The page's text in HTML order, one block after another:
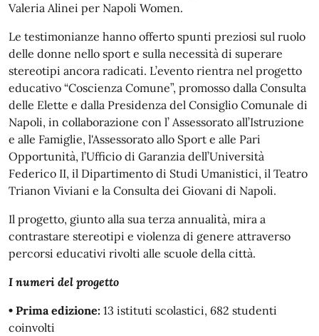
Valeria Alinei per Napoli Women.
Le testimonianze hanno offerto spunti preziosi sul ruolo
delle donne nello sport e sulla necessità di superare
stereotipi ancora radicati. L’evento rientra nel progetto
educativo “Coscienza Comune”, promosso dalla Consulta
delle Elette e dalla Presidenza del Consiglio Comunale di
Napoli, in collaborazione con l’ Assessorato all’Istruzione
e alle Famiglie, l'Assessorato allo Sport e alle Pari
Opportunità, l’Ufficio di Garanzia dell’Università
Federico II, il Dipartimento di Studi Umanistici, il Teatro
Trianon Viviani e la Consulta dei Giovani di Napoli.
Il progetto, giunto alla sua terza annualità, mira a
contrastare stereotipi e violenza di genere attraverso
percorsi educativi rivolti alle scuole della città.
I numeri del progetto
• Prima edizione: 13 istituti scolastici, 682 studenti
coinvolti